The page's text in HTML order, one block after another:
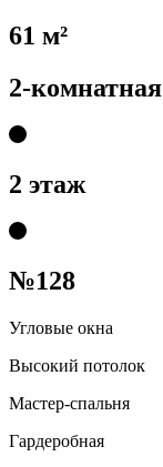
61 м²
2-комнатная
2 этаж
№128
Угловые окна
Высокий потолок
Мастер-спальня
Гардеробная